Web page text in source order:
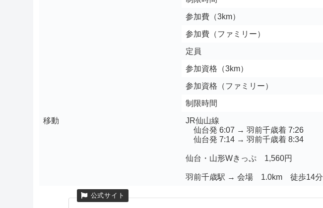
参加費（3km）
参加費（ファミリー）
定員
参加資格（3km）
参加資格（ファミリー）
制限時間
移動
JR仙山線
仙台発 6:07 → 羽前千歳着 7:26
仙台発 7:14 → 羽前千歳着 8:34
仙台・山形Wきっぷ 1,560円
羽前千歳駅 → 会場 1.0km 徒歩14分